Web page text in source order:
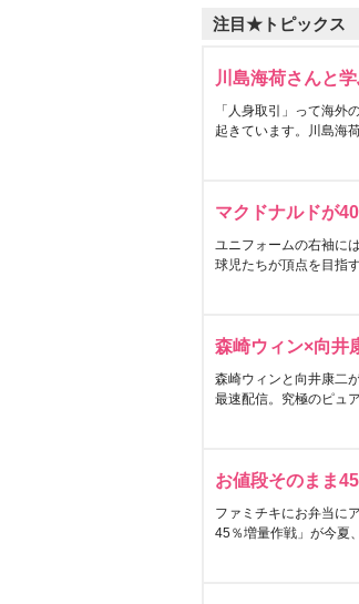
注目★トピックス
川島海荷さんと
「人身取引」って海外
起きています。川島海
マクドナルドが
ユニフォームの右袖に
球児たちが頂点を目指
森崎ウィン×向井
森崎ウィンと向井康二
最速配信。究極のピュ
お値段そのまま
ファミチキにお弁当に
45％増量作戦」が今夏